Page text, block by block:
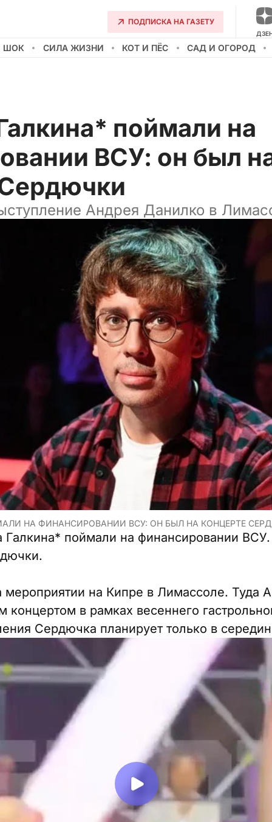
ПОДПИСКА НА ГАЗЕТУ
ШОК СИЛА ЖИЗНИ КОТ И ПЁС САД И ОГОРОД
поймали на
ВСУ: он был
Андрея Данилко в
НА ФИНАНСИРОВАНИИ ВСУ: ОН БЫЛ НА КОНЦЕРТЕ
поймали на финансировании
мероприятии на Кипре в Лимассоле. Туда
концертом в рамках весеннего
Сердючка планирует только в